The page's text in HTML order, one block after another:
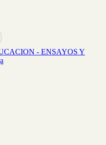
- ENSAYOS Y